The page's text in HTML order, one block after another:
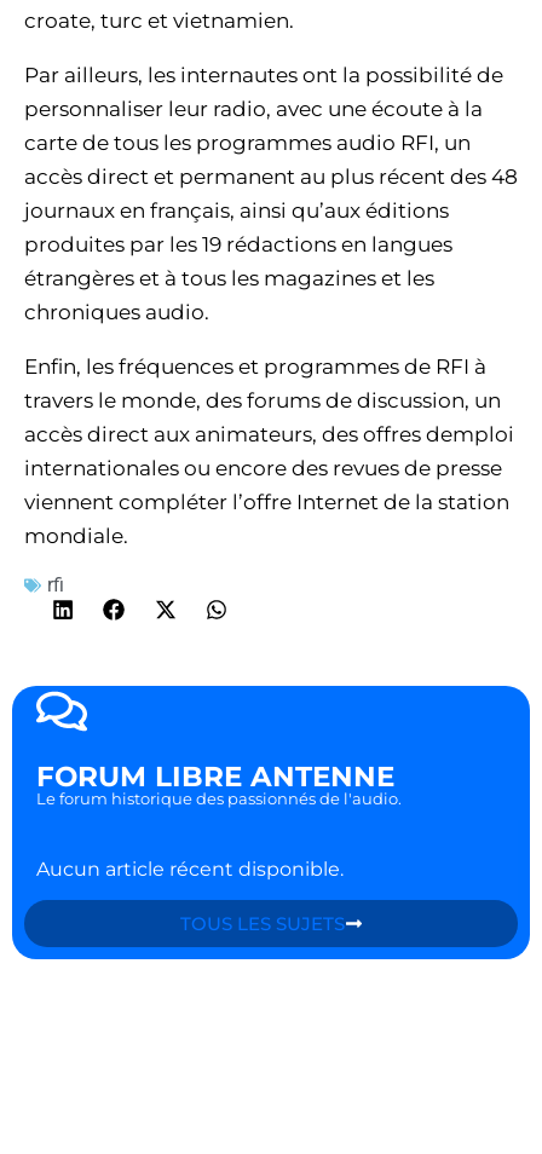
croate, turc et vietnamien.
Par ailleurs, les internautes ont la possibilité de
personnaliser leur radio, avec une écoute à la
carte de tous les programmes audio RFI, un
accès direct et permanent au plus récent des 48
journaux en français, ainsi qu’aux éditions
produites par les 19 rédactions en langues
étrangères et à tous les magazines et les
chroniques audio.
Enfin, les fréquences et programmes de RFI à
travers le monde, des forums de discussion, un
accès direct aux animateurs, des offres demploi
internationales ou encore des revues de presse
viennent compléter l’offre Internet de la station
mondiale.
rfi
FORUM LIBRE ANTENNE
Le forum historique des passionnés de l'audio.
Aucun article récent disponible.
TOUS LES SUJETS